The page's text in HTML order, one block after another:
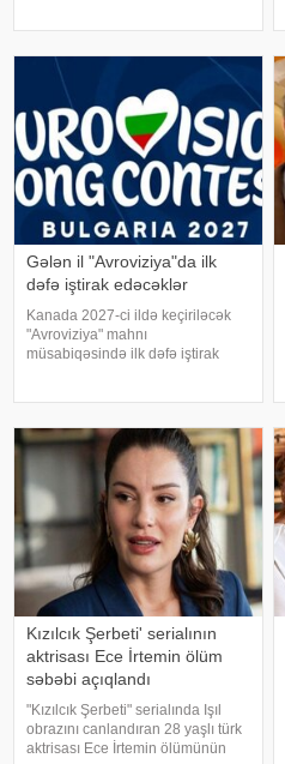
bildirir ki, bu sözləri Əməkdar artis
Gələn il "Avroviziya"da ilk
dəfə iştirak edəcəklər
Kanada 2027-ci ildə keçiriləcək
"Avroviziya" mahnı
müsabiqəsində ilk dəfə iştirak
Kanada 2015-ci ildə yarışmay
Kızılcık Şerbeti' serialının
aktrisası Ece İrtemin ölüm
səbəbi açıqlandı
"Kızılcık Şerbeti" serialında Işıl
obrazını canlandıran 28 yaşlı türk
aktrisası Ece İrtemin ölümünün